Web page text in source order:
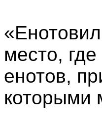
место,
енотов,
которыми